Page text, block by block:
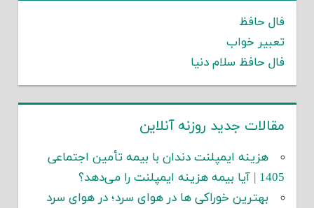
فال حافظ
تعبیر خواب
فال حافظ سلام دنیا
مقالات جدید روزنه آنلاین
هزینه ایمپلنت دندان با بیمه تأمین اجتماعی
1405 | آیا بیمه هزینه ایمپلنت را می‌دهد؟
بهترین خوراکی ها در هوای سرد؛ در هوای سرد